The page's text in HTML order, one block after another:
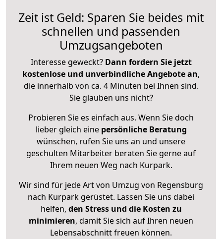
Zeit ist Geld: Sparen Sie beides mit
schnellen und passenden
Umzugsangeboten
Interesse geweckt? Dann fordern Sie jetzt
kostenlose und unverbindliche Angebote an,
die innerhalb von ca. 4 Minuten bei Ihnen sind.
Sie glauben uns nicht?
Probieren Sie es einfach aus. Wenn Sie doch
lieber gleich eine persönliche Beratung
wünschen, rufen Sie uns an und unsere
geschulten Mitarbeiter beraten Sie gerne auf
Ihrem neuen Weg nach Kurpark.
Wir sind für jede Art von Umzug von Regensburg
nach Kurpark gerüstet. Lassen Sie uns dabei
helfen, den Stress und die Kosten zu
minimieren, damit Sie sich auf Ihren neuen
Lebensabschnitt freuen können.